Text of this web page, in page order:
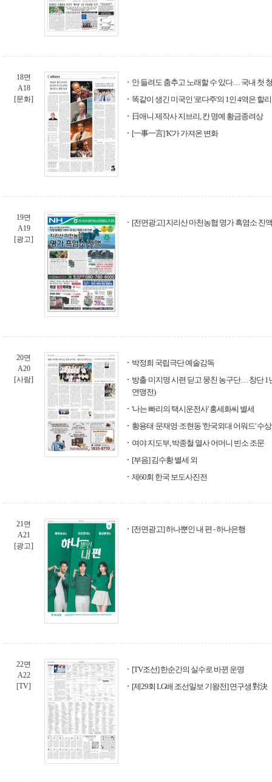
18면
A18
[문화]
안 들려도 춤추고 노래할 수 있다… 국내 첫
똑같이 생긴 미국인 '로다주'의 1인 4역은 할
日애니 제작사 지브리, 칸 명예 황금종려상
[一事一言] 'K'가 가져온 변화
19면
A19
[광고]
[전면광고] 지리산 마천농협 명가 흑염소 진
20면
A20
[사람]
박정희 국립극단 예술감독
방출·미지명 시련 딛고 뭉친 농구단… 창단 1
연맹전)
'나는 빠리의 택시운전사' 홍세화씨 별세
황용태·문재영·조현동 '한국외대 어워드' 수상
여야 지도부, 박종철 열사 어머니 빈소 조문
[부음] 김수황 별세 외
제60회 한국 보도사진전
21면
A21
[광고]
[전면광고] 하나뿐인 내 편 - 하나은행
22면
A22
[TV]
[TV조선] 한순간의 실수로 바뀐 운명
[제29회 LG배 조선일보 기왕전] 연구생 對決